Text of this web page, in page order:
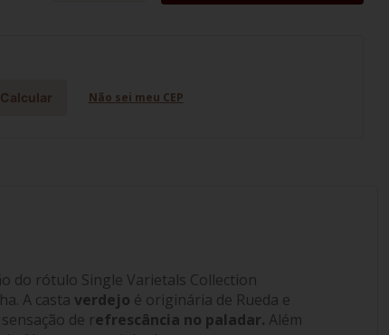
Calcular Não sei meu CEP
do rótulo Single Varietals Collection
A casta verdejo é originária de Rueda e
de refrescância no paladar. Além